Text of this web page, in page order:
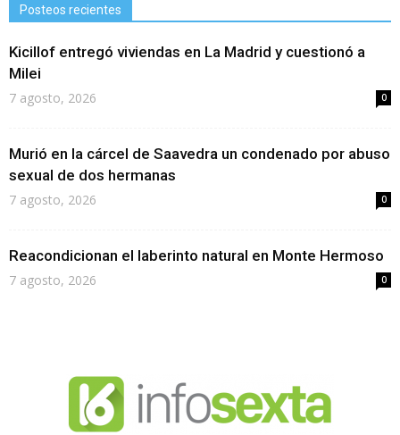
Posteos recientes
Kicillof entregó viviendas en La Madrid y cuestionó a
Milei
7 agosto, 2026 0
Murió en la cárcel de Saavedra un condenado por abuso
sexual de dos hermanas
7 agosto, 2026 0
Reacondicionan el laberinto natural en Monte Hermoso
7 agosto, 2026 0